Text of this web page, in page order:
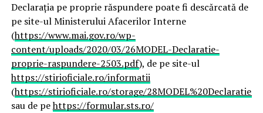
Declarația pe proprie răspundere poate fi descărcată de
pe site-ul Ministerului Afacerilor Interne
(https://www.mai.gov.ro/wp-
content/uploads/2020/03/26MODEL-Declaratie-
proprie-raspundere-2503.pdf), de pe site-ul
https://stirioficiale.ro/informatii
(https://stirioficiale.ro/storage/
sau de pehttps://formular.sts.ro/